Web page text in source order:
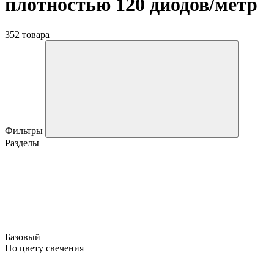
плотностью 120 диодов/метр
352 товара
Фильтры
Разделы
Базовый
По цвету свечения